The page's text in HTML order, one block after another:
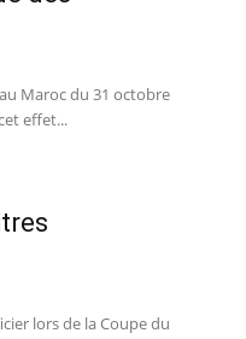
Maroc du 31 octobre
effet...
lors de la Coupe du